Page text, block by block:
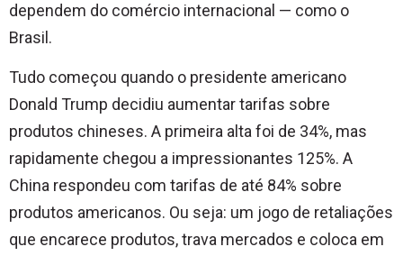
dependem do comércio internacional — como o
Brasil.
Tudo começou quando o presidente americano
Donald Trump decidiu aumentar tarifas sobre
produtos chineses. A primeira alta foi de 34%, mas
rapidamente chegou a impressionantes 125%. A
China respondeu com tarifas de até 84% sobre
produtos americanos. Ou seja: um jogo de retaliações
que encarece produtos, trava mercados e coloca em